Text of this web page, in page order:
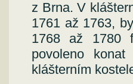
z Brna. V
1761 až 1763,
1768 až 1780
povoleno
klášterním